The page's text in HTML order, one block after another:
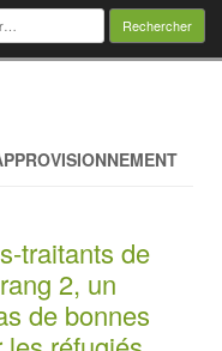
:
to content
traitants de
2, un
de bonnes